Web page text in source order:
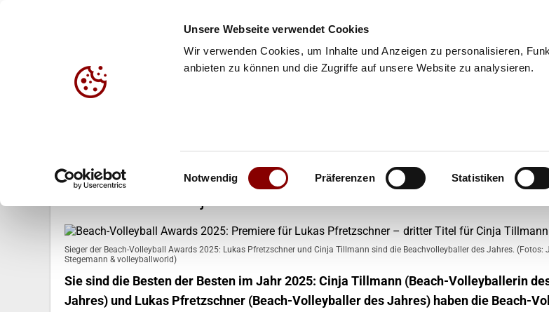
Unsere Webseite verwendet Cookies
Wir verwenden Cookies, um Inhalte und Anzeigen zu personalisieren,
anbieten zu können und die Zugriffe auf unsere Website zu analysieren.
Einwilligungsauswahl
Notwendig Präferenzen Statistiken
Beach-Volleyball Awards 2025: Premiere für Lukas Pfretzschner
Sieger der Beach-Volleyball Awards 2025: Lukas Pfretzschner und Cinja Tillmann sind die Beachvolleyballer des Jahres. (Fotos:
Stegemann & volleyballworld)
Sie sind die Besten der Besten im Jahr 2025: Cinja Tillmann (Beach-Volleyballerin
Jahres) und Lukas Pfretzschner (Beach-Volleyballer des Jahres) haben die Beach-